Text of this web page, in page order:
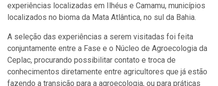
experiências localizadas em Ilhéus e Camamu, municípios
localizados no bioma da Mata Atlântica, no sul da Bahia.
A seleção das experiências a serem visitadas foi feita
conjuntamente entre a Fase e o Núcleo de Agroecologia da
Ceplac, procurando possibilitar contato e troca de
conhecimentos diretamente entre agricultores que já estão
fazendo a transição para a agroecologia, ou para práticas